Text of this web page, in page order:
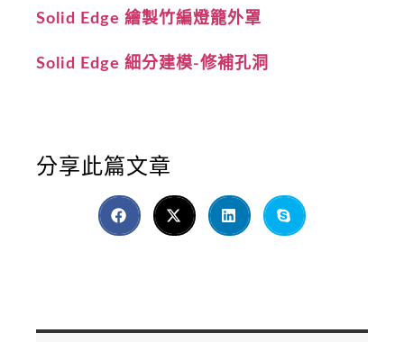
Solid Edge 繪製竹編燈籠外罩
Solid Edge 細分建模-修補孔洞
分享此篇文章